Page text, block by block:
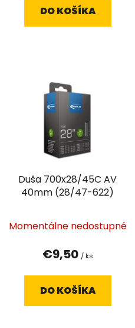
DO KOŠÍKA
Duša 700x28/45C AV
40mm (28/47-622)
Momentálne nedostupné
€9,50 / ks
DO KOŠÍKA